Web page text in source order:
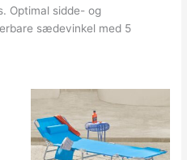
Optimal sidde- og
sædevinkel med 5